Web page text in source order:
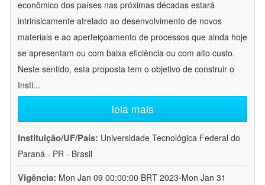
econômico dos países nas próximas décadas estará
intrinsicamente atrelado ao desenvolvimento de novos
materiais e ao aperfeiçoamento de processos que ainda hoje
se apresentam ou com baixa eficiência ou com alto custo.
Neste sentido, esta proposta tem o objetivo de construir o
Insti...
leia mais
Instituição/UF/País: Universidade Tecnológica Federal do
Paraná - PR - Brasil
Vigência: Mon Jan 09 00:00:00 BRT 2023-Mon Jan 31